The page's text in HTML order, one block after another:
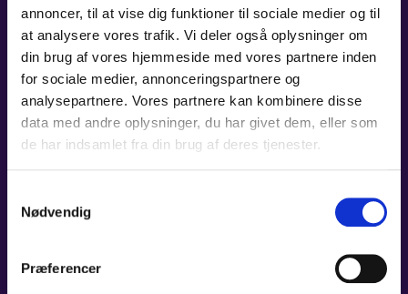
annoncer, til at vise dig funktioner til sociale medier og til
at analysere vores trafik. Vi deler også oplysninger om
din brug af vores hjemmeside med vores partnere inden
for sociale medier, annonceringspartnere og
analysepartnere. Vores partnere kan kombinere disse
data med andre oplysninger, du har givet dem, eller som
de har indsamlet fra din brug af deres tjenester.
Nødvendig
Præferencer
LÆS MERE
15. OKT 2026 - 16. OKT 2026
FANTASYKONCERT
Sted:Carl Nielsen Salen, Odense Koncerthus
LÆS MERE